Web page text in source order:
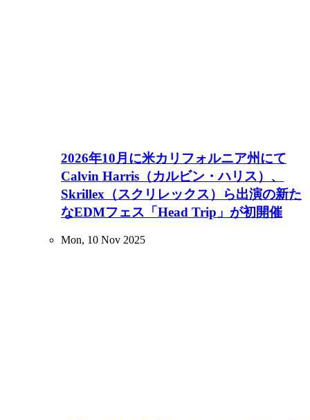
2026年10月に米カリフォルニア州にて
Calvin Harris（カルビン・ハリス）、
Skrillex（スクリレックス）ら出演の新た
なEDMフェス「Head Trip」が初開催
Mon, 10 Nov 2025